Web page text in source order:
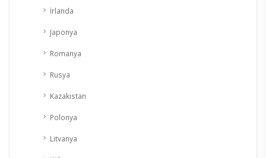
İrlanda
Japonya
Romanya
Rusya
Kazakistan
Polonya
Litvanya